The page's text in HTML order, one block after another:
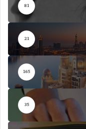
81
21
165
35